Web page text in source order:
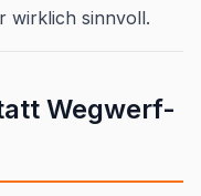
wirklich sinnvoll.
Wegwerf-